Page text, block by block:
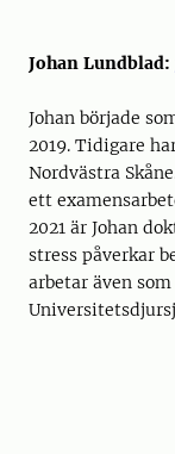
Johan Lundblad:
Johan började
2019. Tidigare
Nordvästra
ett
2021 är Johan
stress påverkar
arbetar även